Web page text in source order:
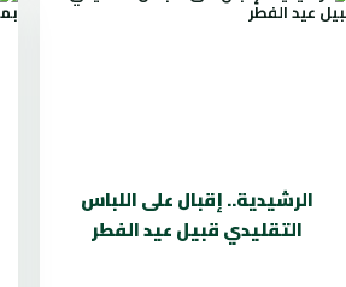
الرشيدية.. إقبال على اللباس
التقليدي قبيل عيد الفطر